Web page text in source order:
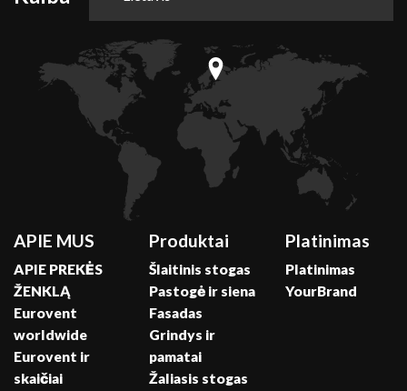
APIE MUS
APIE PREKĖS
ŽENKLĄ
Eurovent
worldwide
Eurovent ir
skaičiai
Produktai
Šlaitinis stogas
Pastogė ir siena
Fasadas
Grindys ir
pamatai
Žaliasis stogas
Platinimas
Platinimas
YourBrand